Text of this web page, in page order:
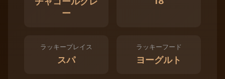
ー
ラッキープレイス
スパ
ラッキーフード
ヨーグルト